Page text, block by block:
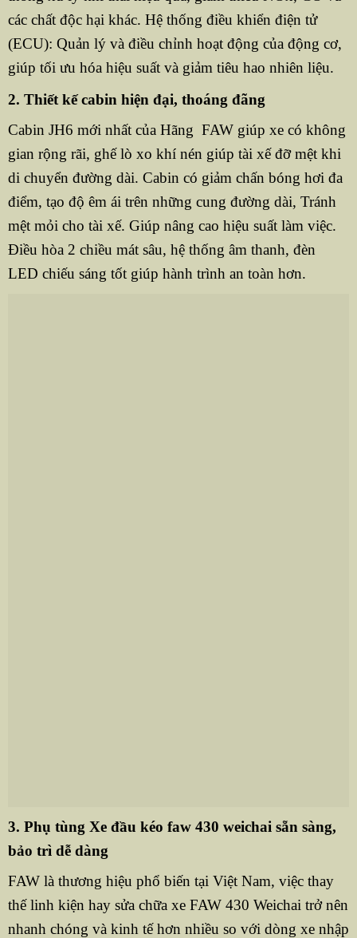
các chất độc hại khác. Hệ thống điều khiển điện tử
(ECU): Quản lý và điều chỉnh hoạt động của động cơ,
giúp tối ưu hóa hiệu suất và giảm tiêu hao nhiên liệu.
2. Thiết kế cabin hiện đại, thoáng đãng
Cabin JH6 mới nhất của Hãng FAW giúp xe có không
gian rộng rãi, ghế lò xo khí nén giúp tài xế đỡ mệt khi
di chuyển đường dài. Cabin có giảm chấn bóng hơi đa
điểm, tạo độ êm ái trên những cung đường dài, Tránh
mệt mỏi cho tài xế. Giúp nâng cao hiệu suất làm việc.
Điều hòa 2 chiều mát sâu, hệ thống âm thanh, đèn
LED chiếu sáng tốt giúp hành trình an toàn hơn.
3. Phụ tùng Xe đầu kéo faw 430 weichai sẵn sàng,
bảo trì dễ dàng
FAW là thương hiệu phổ biến tại Việt Nam, việc thay
thế linh kiện hay sửa chữa xe FAW 430 Weichai trở nên
nhanh chóng và kinh tế hơn nhiều so với dòng xe nhập